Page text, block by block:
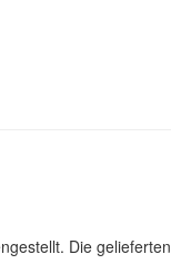
Die gelieferten